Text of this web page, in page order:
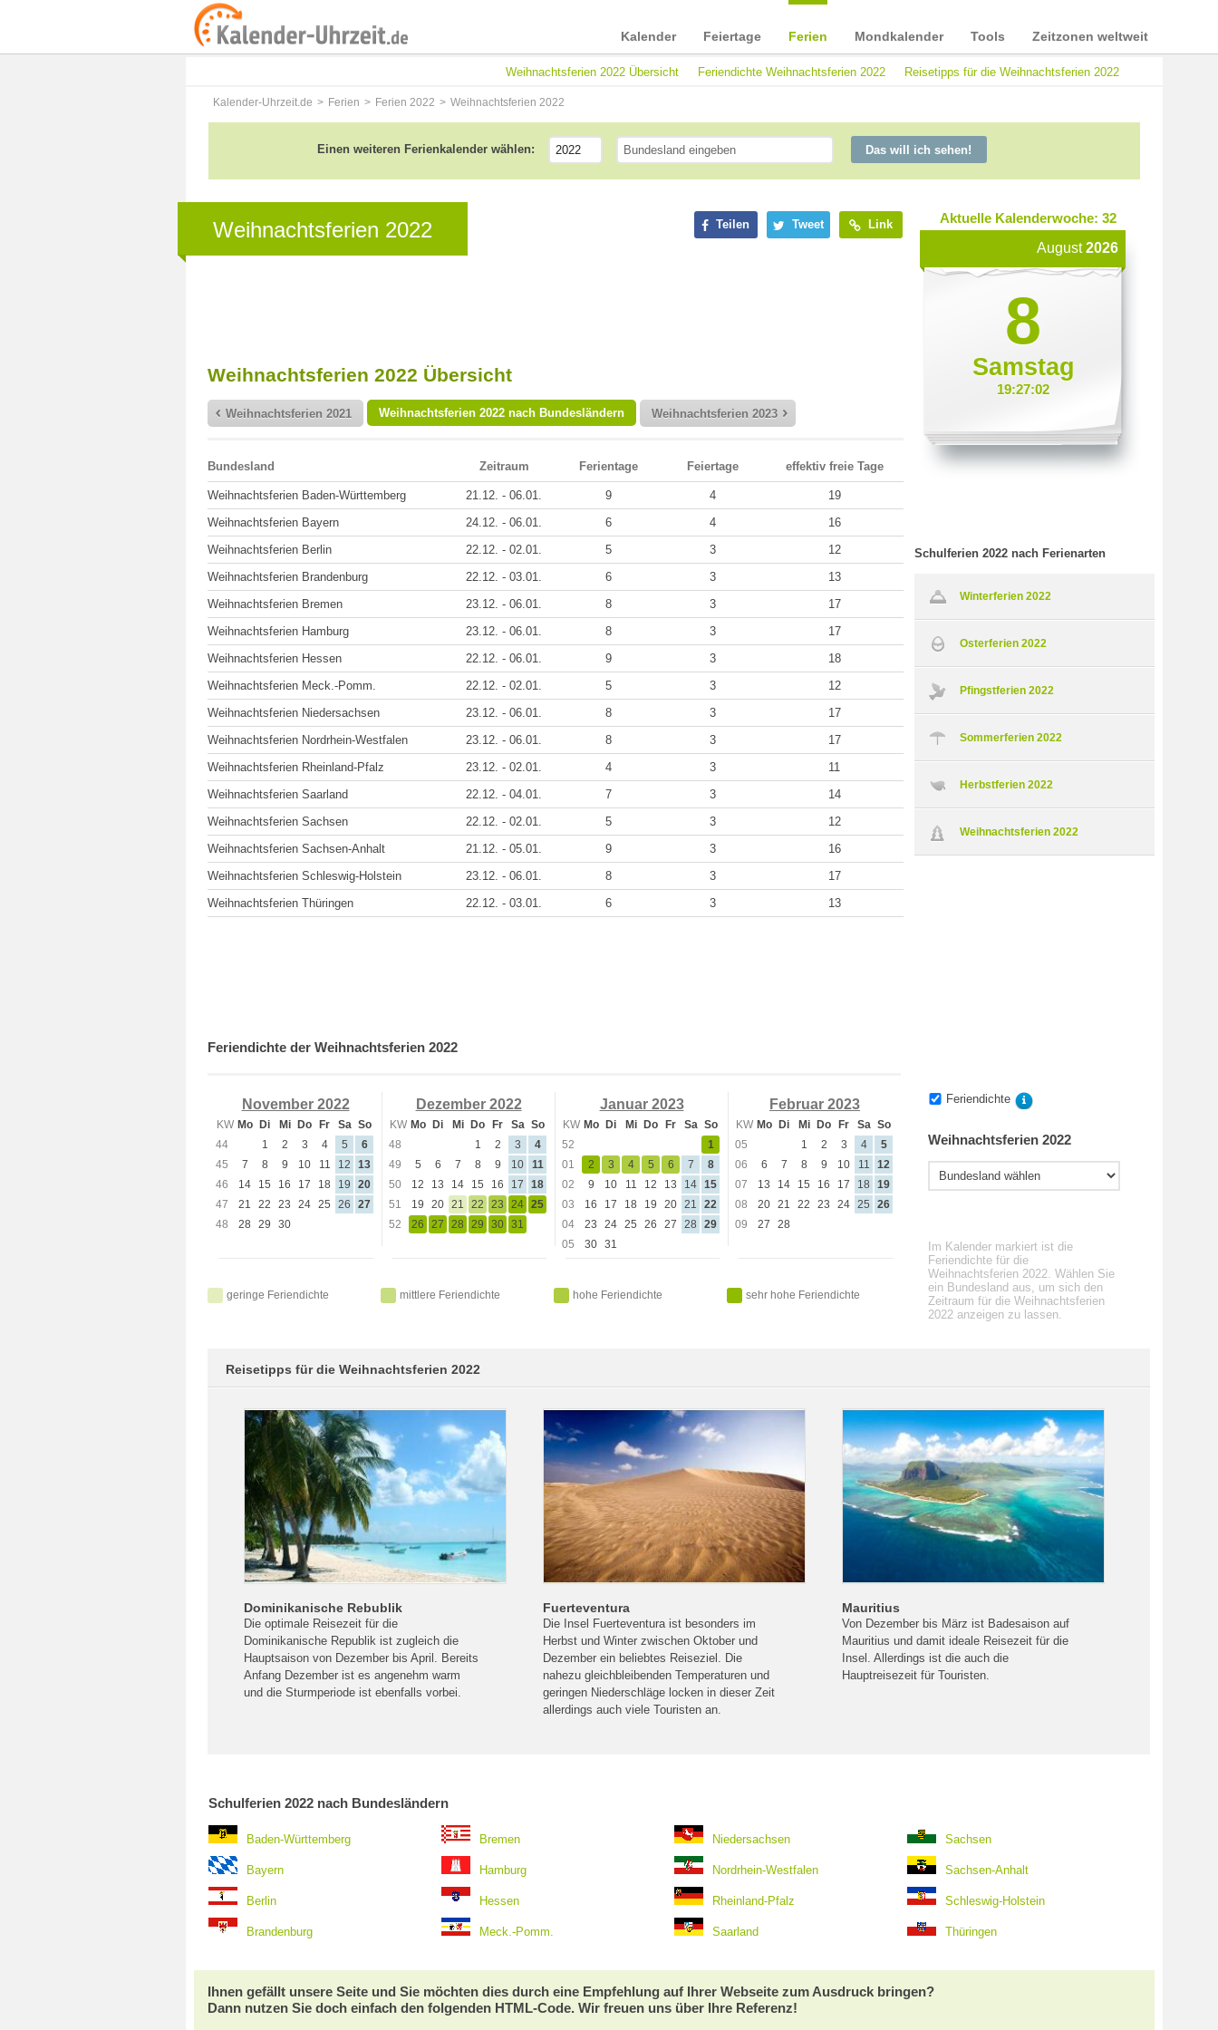
Kalender Feiertage Ferien Mondkalender Tools Zeitzonen weltweit
Weihnachtsferien 2022 Übersicht Feriendichte Weihnachtsferien 2022 Reisetipps für die Weihnachtsferien 2022
Kalender-Uhrzeit.de Ferien Ferien 2022 Weihnachtsferien 2022
Einen weiteren Ferienkalender wählen: Das will ich sehen!
Teilen Tweet Link
Weihnachtsferien 2022
Weihnachtsferien 2022 Übersicht
Weihnachtsferien 2021 Weihnachtsferien 2022 nach Bundesländern Weihnachtsferien 2023
Bundesland Zeitraum Ferientage Feiertage effektiv freie Tage
Weihnachtsferien Baden-Württemberg 21.12. - 06.01. 9 4
19
Weihnachtsferien Bayern
24.12. - 06.01. 6 4
16
Weihnachtsferien Berlin
22.12. - 02.01. 5 3
12
Weihnachtsferien Brandenburg
22.12. - 03.01. 6 3
13
Weihnachtsferien Bremen
23.12. - 06.01. 8 3
17
Weihnachtsferien Hamburg
23.12. - 06.01. 8 3
17
Weihnachtsferien Hessen
22.12. - 06.01. 9 3
18
Weihnachtsferien Meck.-Pomm.
22.12. - 02.01. 5 3
12
Weihnachtsferien Niedersachsen
23.12. - 06.01. 8 3
17
Weihnachtsferien Nordrhein-Westfalen
23.12. - 06.01. 8 3
17
Weihnachtsferien Rheinland-Pfalz
23.12. - 02.01. 4 3
11
Weihnachtsferien Saarland
22.12. - 04.01. 7 3
14
Weihnachtsferien Sachsen
22.12. - 02.01. 5 3
12
Weihnachtsferien Sachsen-Anhalt
21.12. - 05.01. 9 3
16
Weihnachtsferien Schleswig-Holstein
23.12. - 06.01. 8 3
17
Weihnachtsferien Thüringen
22.12. - 03.01. 6 3 13
Aktuelle Kalenderwoche: 32
August2026
8
Samstag
19:27:02
Schulferien 2022 nach Ferienarten
Winterferien 2022
Osterferien 2022
Pfingstferien 2022
Sommerferien 2022
Herbstferien 2022
Weihnachtsferien 2022
Feriendichte der Weihnachtsferien 2022
November 2022
KW Mo Di Mi Do Fr Sa So
44
1 2 3 4 5
6
45
7 8 9 10 11 12
13
46
14 15 16 17 18 19
20
47
21 22 23 24 25 26
27
48
28 29 30
Dezember 2022
KW Mo Di Mi Do Fr Sa So
48
1 2 3
4
49
5 6 7 8 9 10
11
50
12 13 14 15 16 17
18
51
19 20 21 22 23 24 25
52
26 27 28 29 30 31
Januar 2023
KW Mo Di Mi Do Fr Sa So
52
1
01
2 3 4 5 6 7
8
02
9 10 11 12 13 14 15
03
16 17 18 19 20 21
22
04
23 24 25 26 27 28
29
05
30 31
Februar 2023
KW Mo Di Mi Do Fr Sa So
05
1 2 3 4
5
06
6 7 8 9 10 11
12
07
13 14 15 16 17 18
19
08
20 21 22 23 24 25
26
09
27 28
geringe Feriendichte mittlere Feriendichte hohe Feriendichte sehr hohe Feriendichte
Feriendichte
Weihnachtsferien 2022
Im Kalender markiert ist die
Feriendichte für die
Weihnachtsferien 2022. Wählen Sie
ein Bundesland aus, um sich den
Zeitraum für die Weihnachtsferien
2022 anzeigen zu lassen.
Reisetipps für die Weihnachtsferien 2022
Dominikanische Rebublik
Die optimale Reisezeit für die
Dominikanische Republik ist zugleich die
Hauptsaison von Dezember bis April. Bereits
Anfang Dezember ist es angenehm warm
und die Sturmperiode ist ebenfalls vorbei.
Fuerteventura
Die Insel Fuerteventura ist besonders im
Herbst und Winter zwischen Oktober und
Dezember ein beliebtes Reiseziel. Die
nahezu gleichbleibenden Temperaturen und
geringen Niederschläge locken in dieser Zeit
allerdings auch viele Touristen an.
Mauritius
Von Dezember bis März ist Badesaison auf
Mauritius und damit ideale Reisezeit für die
Insel. Allerdings ist die auch die
Hauptreisezeit für Touristen.
Schulferien 2022 nach Bundesländern
Baden-Württemberg
Bayern
Berlin
Brandenburg
Bremen
Hamburg
Hessen
Meck.-Pomm.
Niedersachsen
Nordrhein-Westfalen
Rheinland-Pfalz
Saarland
Sachsen
Sachsen-Anhalt
Schleswig-Holstein
Thüringen
Ihnen gefällt unsere Seite und Sie möchten dies durch eine Empfehlung auf Ihrer Webseite zum Ausdruck bringen?
Dann nutzen Sie doch einfach den folgenden HTML-Code. Wir freuen uns über Ihre Referenz!